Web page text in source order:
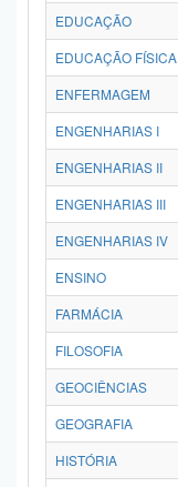
EDUCAÇÃO
EDUCAÇÃO FÍSICA
ENFERMAGEM
ENGENHARIAS I
ENGENHARIAS II
ENGENHARIAS III
ENGENHARIAS IV
ENSINO
FARMÁCIA
FILOSOFIA
GEOCIÊNCIAS
GEOGRAFIA
HISTÓRIA